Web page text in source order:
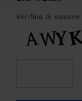
Verifica di essere